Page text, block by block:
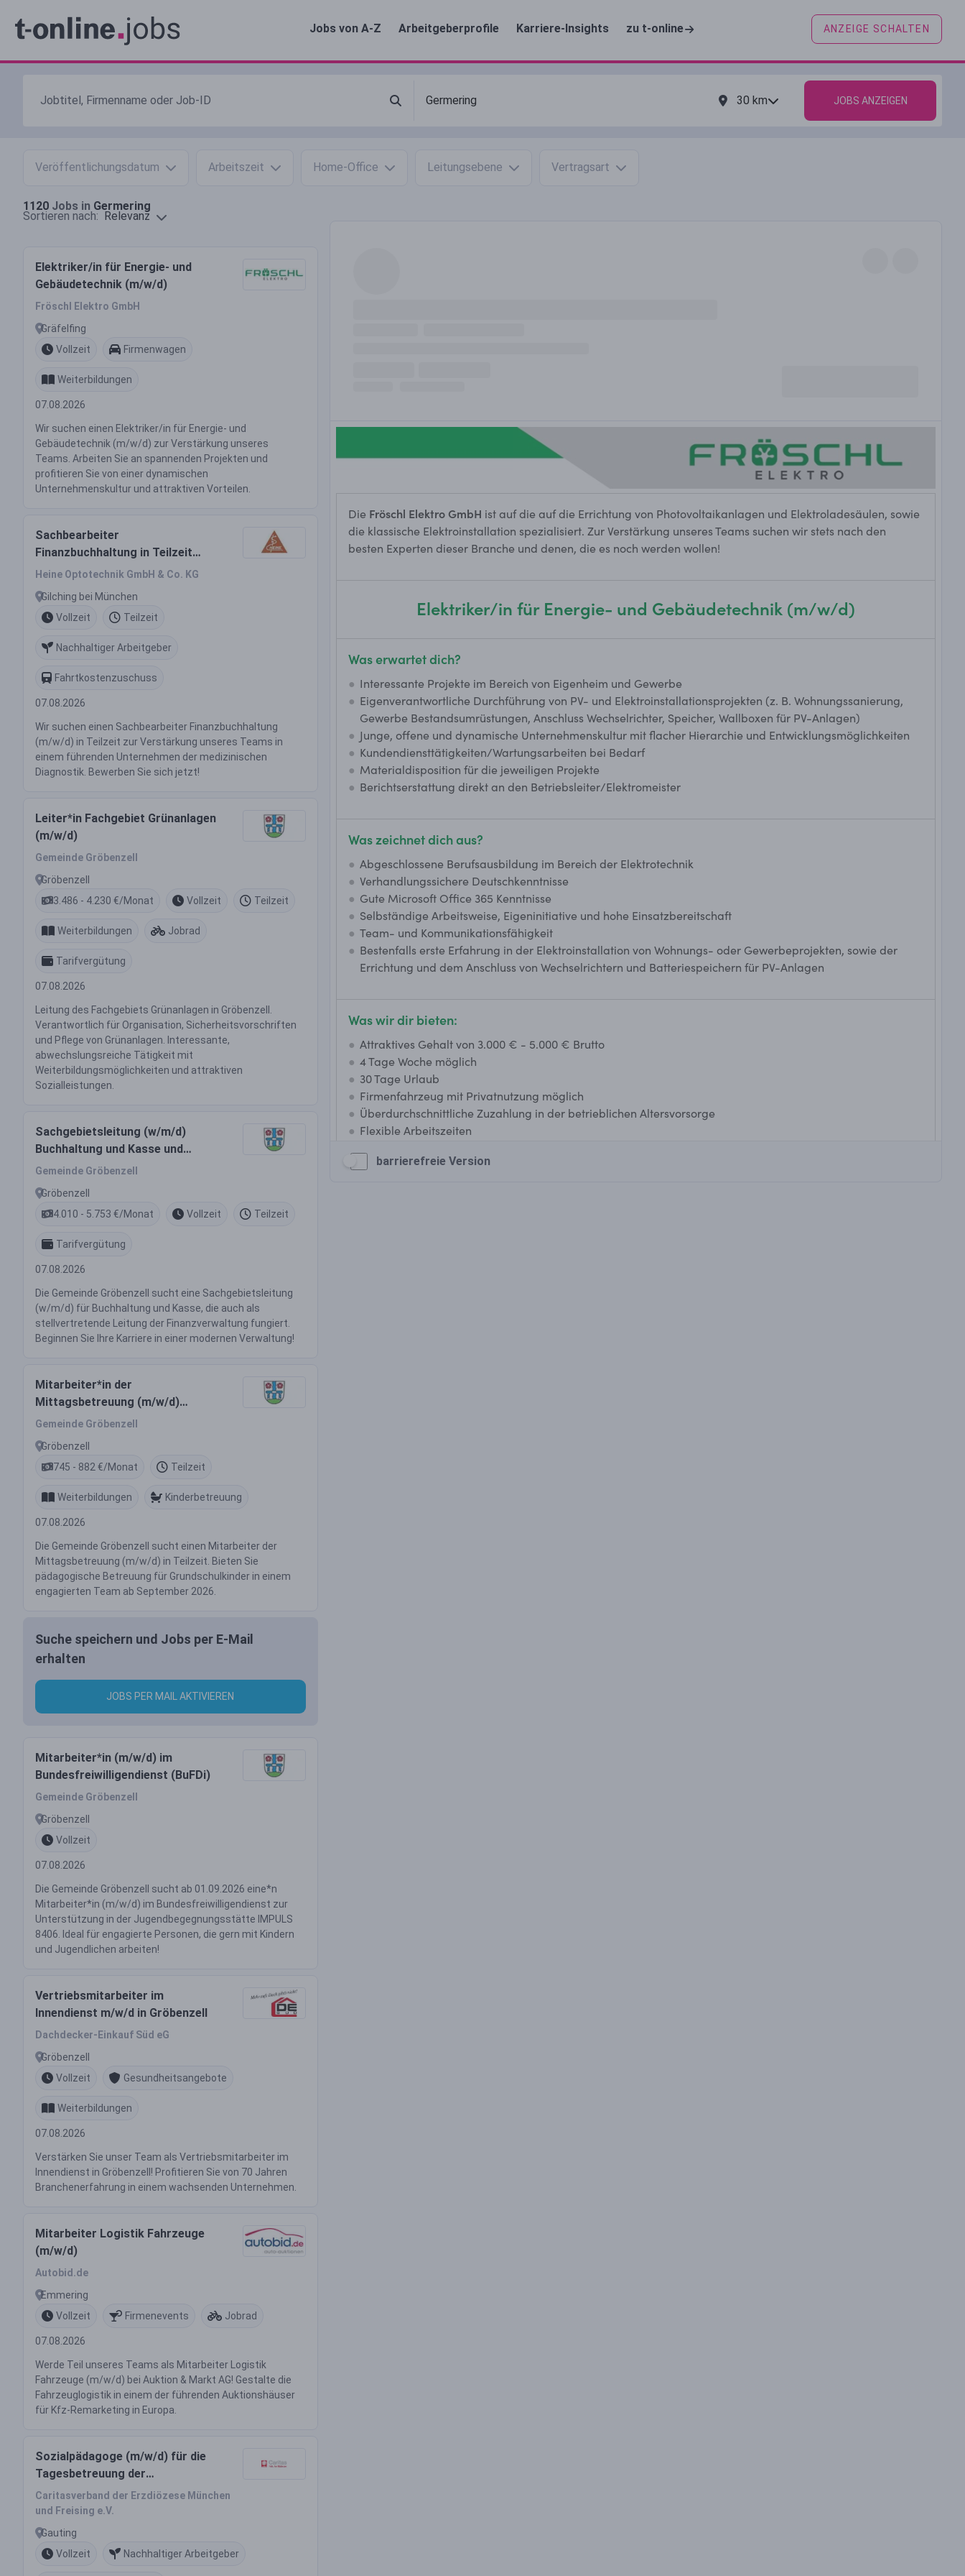
Jobs von A-Z Arbeitgeberprofile Karriere-Insights zu t-online ANZEIGE SCHALTEN
30 km JOBS ANZEIGEN
Veröffentlichungsdatum Arbeitszeit Home-Office Leitungsebene Vertragsart
1120 Jobs in Germering
Sortieren nach: Relevanz
Elektriker/in für Energie- und
Gebäudetechnik (m/w/d)
Fröschl Elektro GmbH
Gräfelfing
Vollzeit
Firmenwagen
Weiterbildungen
07.08.2026
Wir suchen einen Elektriker/in für Energie- und
Gebäudetechnik (m/w/d) zur Verstärkung unseres
Teams. Arbeiten Sie an spannenden Projekten und
profitieren Sie von einer dynamischen
Unternehmenskultur und attraktiven Vorteilen.
Sachbearbeiter
Finanzbuchhaltung in Teilzeit
(m/w/d)
Heine Optotechnik GmbH & Co. KG
Gilching bei München
Vollzeit
Teilzeit
Nachhaltiger Arbeitgeber
Fahrtkostenzuschuss
07.08.2026
Wir suchen einen Sachbearbeiter Finanzbuchhaltung
(m/w/d) in Teilzeit zur Verstärkung unseres Teams in
einem führenden Unternehmen der medizinischen
Diagnostik. Bewerben Sie sich jetzt!
Leiter*in Fachgebiet Grünanlagen
(m/w/d)
Gemeinde Gröbenzell
Gröbenzell
3.486 - 4.230 €/Monat
Vollzeit Teilzeit
Weiterbildungen Jobrad
Tarifvergütung
07.08.2026
Leitung des Fachgebiets Grünanlagen in Gröbenzell.
Verantwortlich für Organisation, Sicherheitsvorschriften
und Pflege von Grünanlagen. Interessante,
abwechslungsreiche Tätigkeit mit
Weiterbildungsmöglichkeiten und attraktiven
Sozialleistungen.
Sachgebietsleitung (w/m/d)
Buchhaltung und Kasse und
stellvertretende Leitung für die
Gemeinde Gröbenzell
Gröbenzell
4.010 - 5.753 €/Monat
Vollzeit Teilzeit
Tarifvergütung
07.08.2026
Die Gemeinde Gröbenzell sucht eine Sachgebietsleitung
(w/m/d) für Buchhaltung und Kasse, die auch als
stellvertretende Leitung der Finanzverwaltung fungiert.
Beginnen Sie Ihre Karriere in einer modernen Verwaltung!
Mitarbeiter*in der
Mittagsbetreuung (m/w/d)
Teilzeit
Gemeinde Gröbenzell
Gröbenzell
745 - 882 €/Monat
Teilzeit
Weiterbildungen Kinderbetreuung
07.08.2026
Die Gemeinde Gröbenzell sucht einen Mitarbeiter der
Mittagsbetreuung (m/w/d) in Teilzeit. Bieten Sie
pädagogische Betreuung für Grundschulkinder in einem
engagierten Team ab September 2026.
Suche speichern und Jobs per E-Mail
erhalten
JOBS PER MAIL AKTIVIEREN
Mitarbeiter*in (m/w/d) im
Bundesfreiwilligendienst (BuFDi)
Gemeinde Gröbenzell
Gröbenzell
Vollzeit
07.08.2026
Die Gemeinde Gröbenzell sucht ab 01.09.2026 eine*n
Mitarbeiter*in (m/w/d) im Bundesfreiwilligendienst zur
Unterstützung in der Jugendbegegnungsstätte IMPULS
8406. Ideal für engagierte Personen, die gern mit Kindern
und Jugendlichen arbeiten!
Vertriebsmitarbeiter im
Innendienst m/w/d in Gröbenzell
Dachdecker-Einkauf Süd eG
Gröbenzell
Vollzeit
Gesundheitsangebote
Weiterbildungen
07.08.2026
Verstärken Sie unser Team als Vertriebsmitarbeiter im
Innendienst in Gröbenzell! Profitieren Sie von 70 Jahren
Branchenerfahrung in einem wachsenden Unternehmen.
Mitarbeiter Logistik Fahrzeuge
(m/w/d)
Autobid.de
Emmering
Vollzeit
Firmenevents Jobrad
07.08.2026
Werde Teil unseres Teams als Mitarbeiter Logistik
Fahrzeuge (m/w/d) bei Auktion & Markt AG! Gestalte die
Fahrzeuglogistik in einem der führenden Auktionshäuser
für Kfz-Remarketing in Europa.
Sozialpädagoge (m/w/d) für die
Tagesbetreuung der
Stütz-/Förderklasse
Caritasverband der Erzdiözese München
und Freising e.V.
Gauting
Vollzeit
Nachhaltiger Arbeitgeber
barrierefreie Version